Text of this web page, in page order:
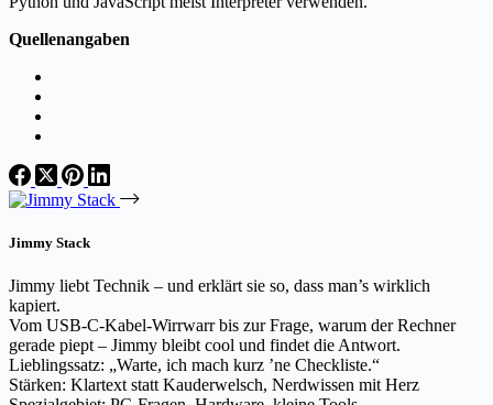
Quellenangaben
Jimmy Stack
Jimmy liebt Technik – und erklärt sie so, dass man’s wirklich
kapiert.
Vom USB-C-Kabel-Wirrwarr bis zur Frage, warum der Rechner
gerade piept – Jimmy bleibt cool und findet die Antwort.
Lieblingssatz: „Warte, ich mach kurz ’ne Checkliste.“
Stärken: Klartext statt Kauderwelsch, Nerdwissen mit Herz